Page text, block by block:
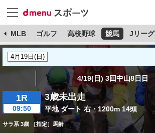
MLB ゴルフ 高校野球 競馬 Jリーグ
4/19(日) 3回中山8日目
1R
09:50
3歳未出走
平地 ダート 右・1200m 14頭
サラ系 3歳 ［指定］馬齢